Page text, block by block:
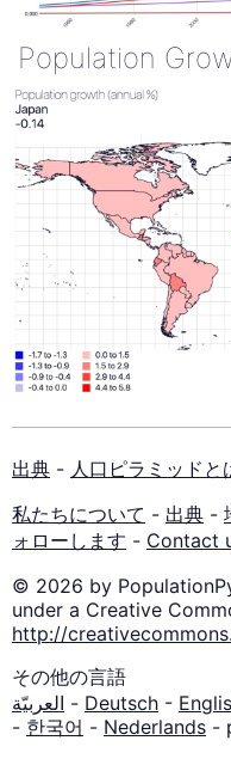
Population
出典 - 人口ピラミッドと
私たちについて - 出典 -
ォローします - Contact
© 2026 by
under a Creative
http://
その他の言語
العربيّة - Deutsch -
- 한국어 - Nederlands -